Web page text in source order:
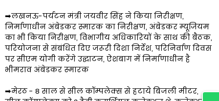
➡लखनऊ-पर्यटन मंत्री जयवीर सिंह ने किया निरीक्षण,
निर्माणाधीन अंबेडकर स्मारक का निरीक्षण, अंबेडकर म्यूजियम
का भी किया निरीक्षण, विभागीय अधिकारियों के साथ की बैठक,
परियोजना से संबंधित दिए जरूरी दिशा निर्देश, परिनिर्वाण दिवस
पर सीएम योगी करेंगे उद्घाटन, ऐशबाग में निर्माणाधीन है
भीमराव अंबेडकर स्मारक
➡मेरठ - 8 साल से सील कॉम्पलेक्स से हटाये बिजली मीटर,